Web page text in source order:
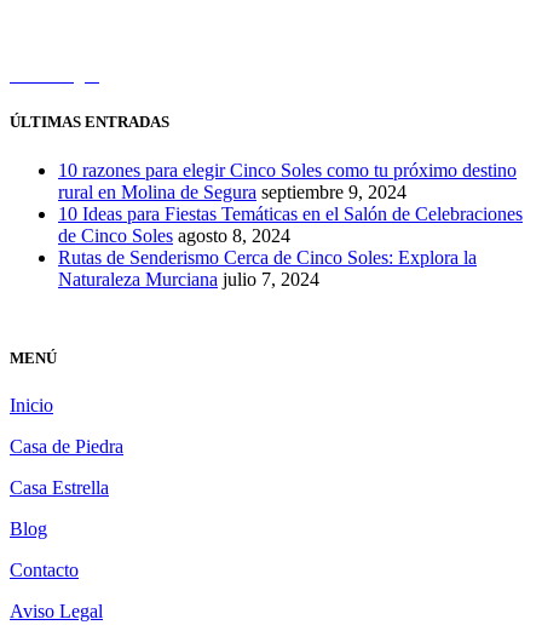
ÚLTIMAS ENTRADAS
10 razones para elegir Cinco Soles como tu próximo destino
rural en Molina de Segura septiembre 9, 2024
10 Ideas para Fiestas Temáticas en el Salón de Celebraciones
de Cinco Soles agosto 8, 2024
Rutas de Senderismo Cerca de Cinco Soles: Explora la
Naturaleza Murciana julio 7, 2024
MENÚ
Inicio
Casa de Piedra
Casa Estrella
Blog
Contacto
Aviso Legal